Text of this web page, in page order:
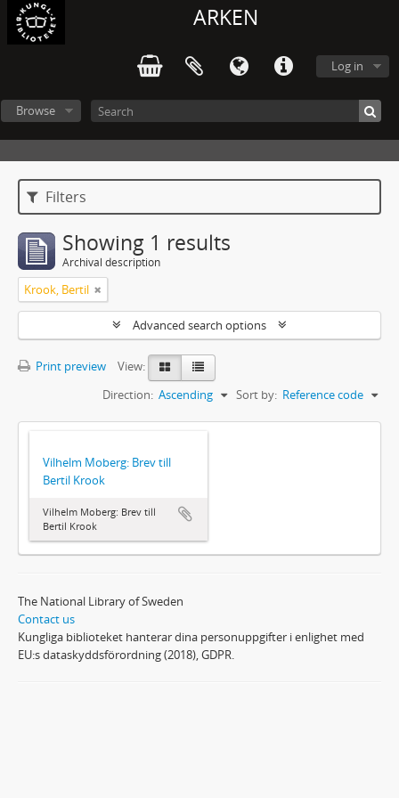
ARKEN
Log in
Browse
Filters
Showing 1 results
Archival description
Krook, Bertil
Advanced search options
Print preview
View:
Sort by: Reference code
Direction: Ascending
Vilhelm Moberg: Brev till
Bertil Krook
Vilhelm Moberg: Brev till
Bertil Krook
The National Library of Sweden
Contact us
Kungliga biblioteket hanterar dina personuppgifter i enlighet med
EU:s dataskyddsförordning (2018), GDPR.